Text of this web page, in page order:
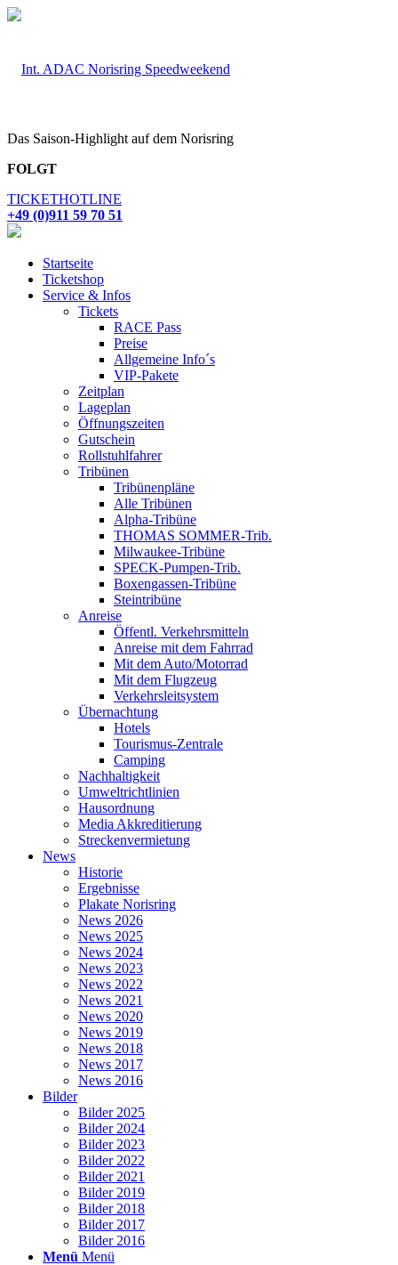
Das Saison-Highlight auf dem Norisring
FOLGT
TICKETHOTLINE
+49 (0)911 59 70 51
Startseite
Ticketshop
Service & Infos
Tickets
RACE Pass
Preise
Allgemeine Info´s
VIP-Pakete
Zeitplan
Lageplan
Öffnungszeiten
Gutschein
Rollstuhlfahrer
Tribünen
Tribünenpläne
Alle Tribünen
Alpha-Tribüne
THOMAS SOMMER-Trib.
Milwaukee-Tribüne
SPECK-Pumpen-Trib.
Boxengassen-Tribüne
Steintribüne
Anreise
Öffentl. Verkehrsmitteln
Anreise mit dem Fahrrad
Mit dem Auto/Motorrad
Mit dem Flugzeug
Verkehrsleitsystem
Übernachtung
Hotels
Tourismus-Zentrale
Camping
Nachhaltigkeit
Umweltrichtlinien
Hausordnung
Media Akkreditierung
Streckenvermietung
News
Historie
Ergebnisse
Plakate Norisring
News 2026
News 2025
News 2024
News 2023
News 2022
News 2021
News 2020
News 2019
News 2018
News 2017
News 2016
Bilder
Bilder 2025
Bilder 2024
Bilder 2023
Bilder 2022
Bilder 2021
Bilder 2019
Bilder 2018
Bilder 2017
Bilder 2016
Menü Menü